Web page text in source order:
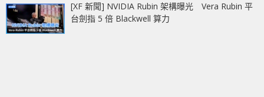
[XF 新聞] NVIDIA Rubin 架構曝光 Vera Rubin 平
台劍指 5 倍 Blackwell 算力